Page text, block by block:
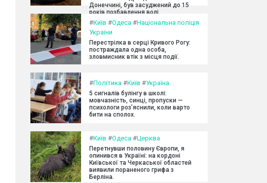
Донеччині, був засуджений до 15
років позбавлення волі.
#Київ #Одеса #Національна поліція
України
Перестрілка в серці Кривого Рогу:
постраждала одна особа,
зловмисник втік з місця події.
#Політика #Київ #Україна
5 сигналів булінгу в школі:
мовчазність, синці, пропуски —
психологи роз’яснили, коли варто
бити на сполох.
#Київ #Одеса #Церква
Перетнувши половину Європи, я
опинився в Україні: на кордоні
Київської та Черкаської областей
виявили пораненого грифа з
Берліна.